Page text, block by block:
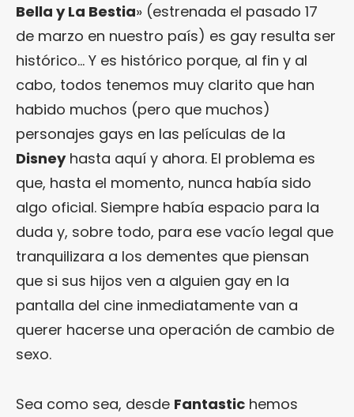
Bella y La Bestia» (estrenada el pasado 17
de marzo en nuestro país) es gay resulta ser
histórico… Y es histórico porque, al fin y al
cabo, todos tenemos muy clarito que han
habido muchos (pero que muchos)
personajes gays en las películas de la
Disneyhasta aquí y ahora. El problema es
que, hasta el momento, nunca había sido
algo oficial. Siempre había espacio para la
duda y, sobre todo, para ese vacío legal que
tranquilizara a los dementes que piensan
que si sus hijos ven a alguien gay en la
pantalla del cine inmediatamente van a
querer hacerse una operación de cambio de
sexo.
Sea como sea, desde Fantastic hemos